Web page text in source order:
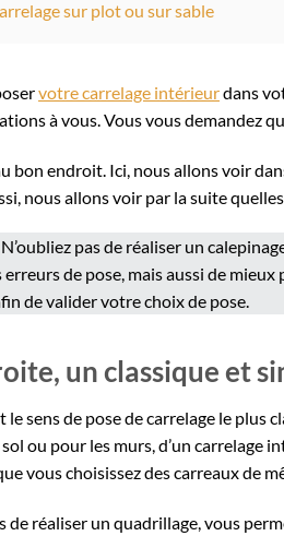
sur plot ou sur sable
votre carrelage intérieurdans
à vous. Vous vous demandez
bon endroit. Ici, nous allons voir
nous allons voir par la suite
N’oubliez pas de réaliser un
erreurs de pose, mais aussi de
de valider votre choix de pose.
un classique et
le sens de pose de carrelage le plus
ou pour les murs, d’un carrelage
vous choisissez des carreaux de
de réaliser un quadrillage, vous